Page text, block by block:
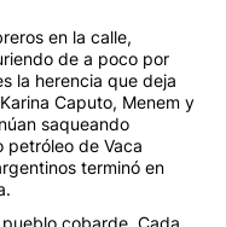
en la calle,
de a poco por
la herencia que deja
Caputo, Menem y
saqueando
petróleo de Vaca
terminó en
cobarde, Cada